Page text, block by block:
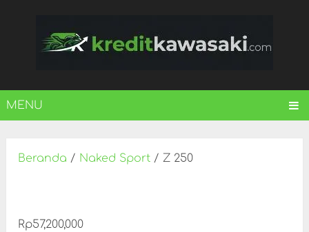
MENU
Beranda / Naked Sport / Z 250
Rp57,200,000